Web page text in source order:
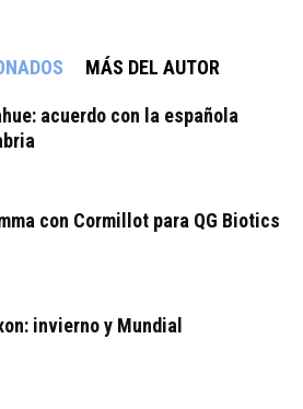
MÁS DEL AUTOR
acuerdo con la española
con Cormillot para QG Biotics
invierno y Mundial